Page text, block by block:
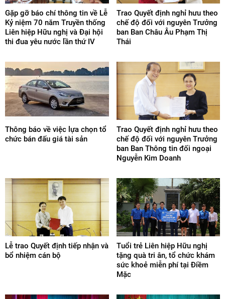
Gặp gỡ báo chí thông tin về Lễ
Kỷ niệm 70 năm Truyền thống
Liên hiệp Hữu nghị và Đại hội
thi đua yêu nước lần thứ IV
Trao Quyết định nghỉ hưu theo
chế độ đối với nguyên Trưởng
ban Ban Châu Âu Phạm Thị
Thái
Thông báo về việc lựa chọn tổ
chức bán đấu giá tài sản
Trao Quyết định nghỉ hưu theo
chế độ đối với nguyên Trưởng
ban Ban Thông tin đối ngoại
Nguyễn Kim Doanh
Lễ trao Quyết định tiếp nhận và
bổ nhiệm cán bộ
Tuổi trẻ Liên hiệp Hữu nghị
tặng quà tri ân, tổ chức khám
sức khoẻ miễn phí tại Điềm
Mặc